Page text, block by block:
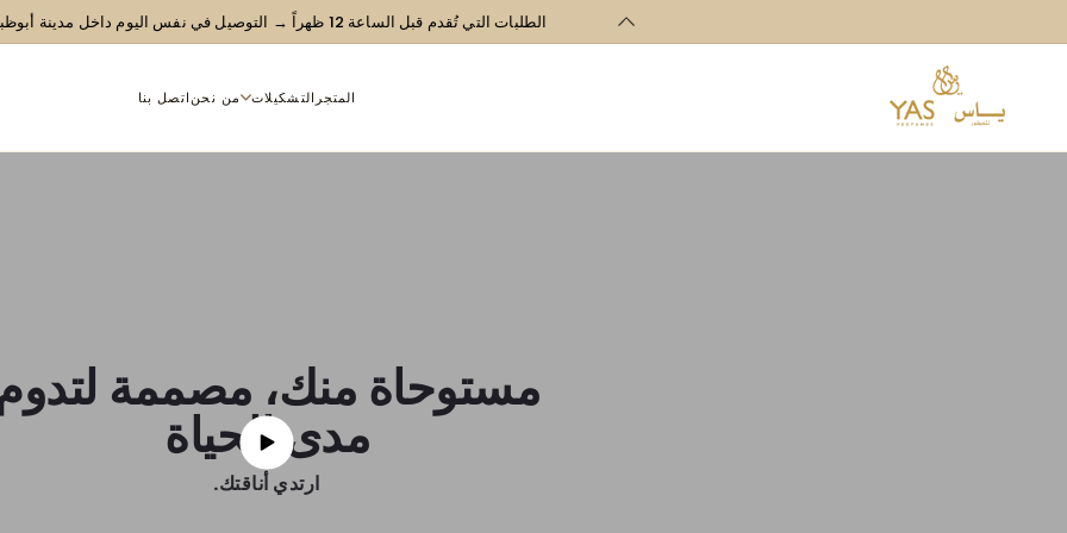
المحتوى
الطلبات التي تُقدم قبل الساعة 12 ظهراً → التوصيل في نفس اليوم داخل مدينة أبوظبي شحن مجاني للطلبات التي تزيد
المتجر التشكيلات من نحناتصل بنا
مستوحاة منك، مصممة
مدى الحياة
ارتدي أناقتك.